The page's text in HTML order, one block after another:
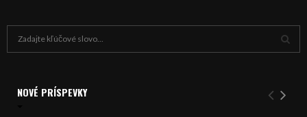
Y
NOVÉ PRÍSPEVKY